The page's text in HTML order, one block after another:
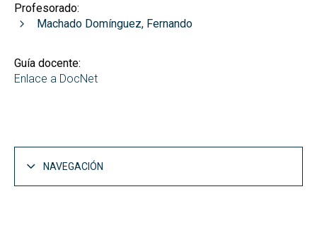
Profesorado:
Machado Domínguez, Fernando
Guía docente:
Enlace a DocNet
NAVEGACIÓN